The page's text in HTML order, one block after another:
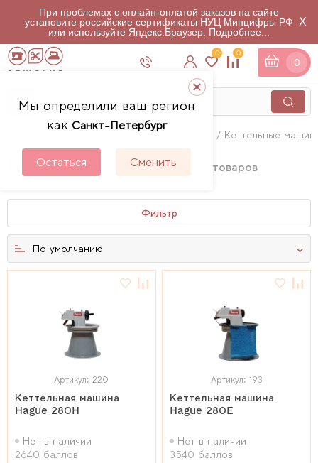
При проблемах с онлайн-оплатой заказов на сайте
установите российские сертификаты НУЦ Минцифры РФ
или используйте Яндекс.Браузер. Подробнее...
X
Мы определили ваш регион
как Санкт-Петербург
Остаться Сменить
0 0
0
Вязальная техника Кеттельные
Кеттельные машины товаров
Фильтр
По умолчанию
Артикул: 220
Кеттельная машина
Hague 280H
Нет в наличии
2640 баллов
Артикул: 193
Кеттельная машина
Hague 280E
Нет в наличии
3540 баллов